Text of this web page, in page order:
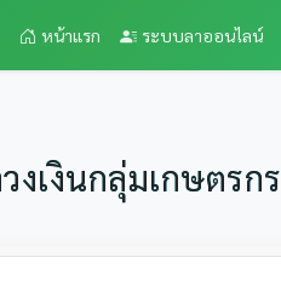
หน้าแรก ระบบลาออนไลน์
งเงินกลุ่มเกษตรกร